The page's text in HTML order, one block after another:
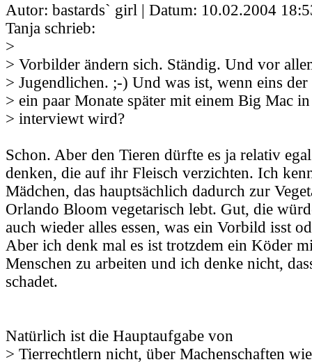
Autor: bastards` girl | Datum: 10.02.2004
Tanja schrieb:
>
> Vorbilder ändern sich. Ständig. Und vor
> Jugendlichen. ;-) Und was ist, wenn eins
> ein paar Monate später mit einem Big Mac
> interviewt wird?
Schon. Aber den Tieren dürfte es ja relativ
denken, die auf ihr Fleisch verzichten. Ich
Mädchen, das hauptsächlich dadurch zur
Orlando Bloom vegetarisch lebt. Gut, die
auch wieder alles essen, was ein Vorbild isst
Aber ich denk mal es ist trotzdem ein Köder
Menschen zu arbeiten und ich denke nicht,
schadet.
Natürlich ist die Hauptaufgabe von
> Tierrechtlern nicht, über Machenschaften